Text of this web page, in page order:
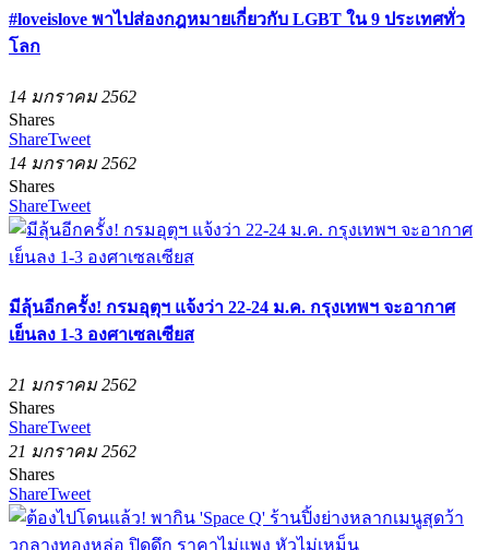
#loveislove พาไปส่องกฎหมายเกี่ยวกับ LGBT ใน 9 ประเทศทั่ว
โลก
14 มกราคม 2562
Shares
ShareTweet
14 มกราคม 2562
Shares
ShareTweet
มีลุ้นอีกครั้ง! กรมอุตุฯ แจ้งว่า 22-24 ม.ค. กรุงเทพฯ จะอากาศ
เย็นลง 1-3 องศาเซลเซียส
21 มกราคม 2562
Shares
ShareTweet
21 มกราคม 2562
Shares
ShareTweet